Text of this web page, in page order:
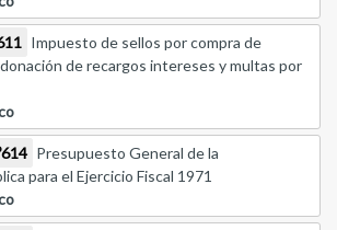
Impuesto de sellos por compra de
de recargos intereses y multas por
Presupuesto General de la
para el Ejercicio Fiscal 1971